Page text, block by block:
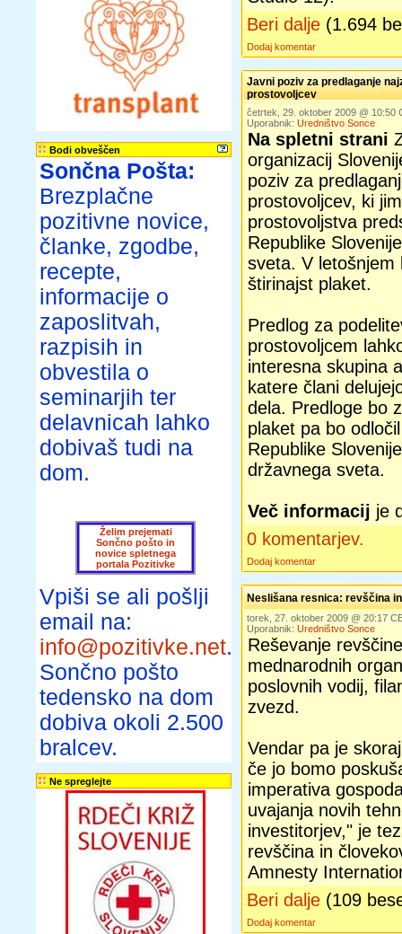
Bodi obveščen
Sončna Pošta:
Brezplačne
pozitivne novice,
članke, zgodbe,
recepte,
informacije o
zaposlitvah,
razpisih in
obvestila o
seminarjih ter
delavnicah lahko
dobivaš tudi na
dom.
Želim prejemati
Sončno pošto in
novice spletnega
portala Pozitivke
Vpiši se ali pošlji
email na:
info@pozitivke.net.
Sončno pošto
tedensko na dom
dobiva okoli 2.500
bralcev.
Ne spreglejte
Beri dalje (1.694
Dodaj komentar
Javni poziv za predlaganje
prostovoljcev
četrtek, 29. oktober 2009 @ 10:50
Uporabnik: Uredništvo Sonce
Na spletni strani
organizacij
poziv za
prostovoljcev, ki
prostovoljstva
Republike
sveta. V letošnjem
štirinajst plaket.
Predlog za
prostovoljcem
interesna skupina
katere člani
dela. Predloge bo
plaket pa bo
Republike
državnega sveta.
Več informacij je
0 komentarjev.
Dodaj komentar
Neslišana resnica: revščina
torek, 27. oktober 2009 @ 20:17
Uporabnik: Uredništvo Sonce
Reševanje
mednarodnih
poslovnih vodij,
zvezd.
Vendar pa je
če jo bomo
imperativa
uvajanja novih
investitorjev," je
revščina in
Amnesty
Beri dalje (109
Dodaj komentar